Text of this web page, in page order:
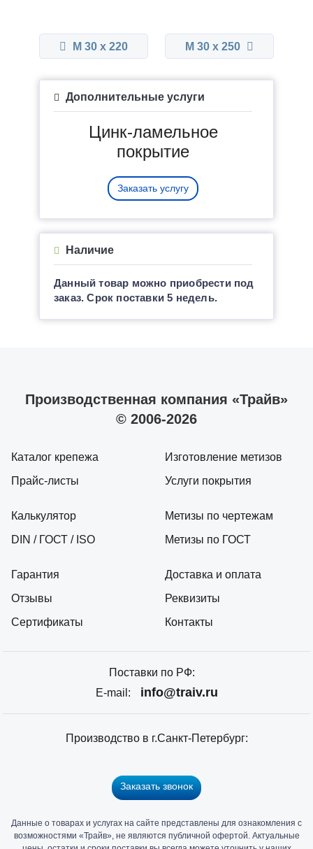
М 30 x 220 М 30 x 250
Дополнительные услуги
Цинк-ламельное
покрытие
Заказать услугу
Наличие
Данный товар можно приобрести под
заказ. Срок поставки 5 недель.
Производственная компания «Трайв»
© 2006-2026
Каталог крепежа
Прайс-листы
Калькулятор
DIN / ГОСТ / ISO
Гарантия
Отзывы
Сертификаты
Изготовление метизов
Услуги покрытия
Метизы по чертежам
Метизы по ГОСТ
Доставка и оплата
Реквизиты
Контакты
Поставки по РФ:
E-mail:
info@traiv.ru
Производство в г.Санкт-Петербург:
Заказать звонок
Данные о товарах и услугах на сайте представлены для ознакомления с
возможностями «Трайв», не являются публичной офертой. Актуальные
Главный